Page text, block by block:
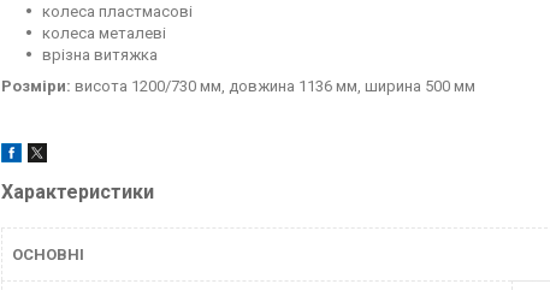
колеса пластмасові
колеса металеві
врізна витяжка
Розміри: висота 1200/730 мм, довжина 1136 мм, ширина 500 мм
Характеристики
ОСНОВНІ